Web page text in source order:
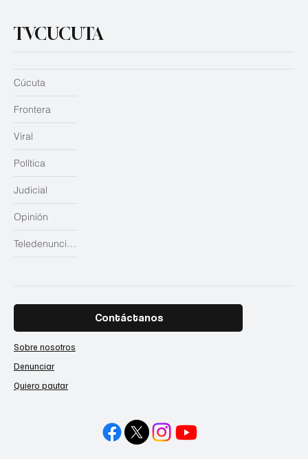
TVCUCUTA
Judicial
Opinión
Teledenuncias
Cúcuta
Frontera
Viral
Política
Contáctanos
Sobre nosotros
Denunciar
Quiero pautar